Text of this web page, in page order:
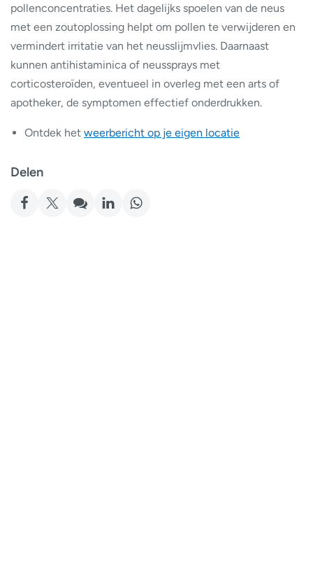
pollenconcentraties. Het dagelijks spoelen van de neus
met een zoutoplossing helpt om pollen te verwijderen en
vermindert irritatie van het neusslijmvlies. Daarnaast
kunnen antihistaminica of neussprays met
corticosteroïden, eventueel in overleg met een arts of
apotheker, de symptomen effectief onderdrukken.
Ontdek het weerbericht op je eigen locatie
Delen